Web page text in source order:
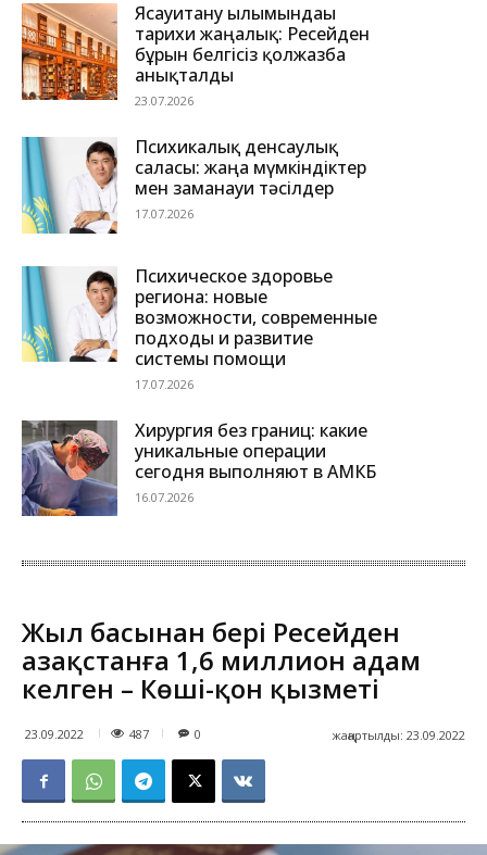
Ясауитану ғылымындағы
тарихи жаңалық: Ресейден
бұрын белгісіз қолжазба
анықталды
23.07.2026
Психикалық денсаулық
саласы: жаңа мүмкіндіктер
мен заманауи тәсілдер
17.07.2026
Психическое здоровье
региона: новые
возможности, современные
подходы и развитие
системы помощи
17.07.2026
Хирургия без границ: какие
уникальные операции
сегодня выполняют в АМКБ
16.07.2026